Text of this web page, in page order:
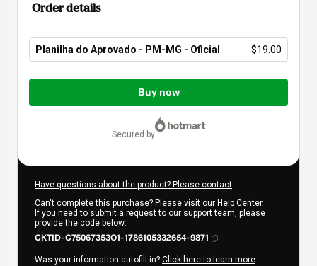
Order details
Planilha do Aprovado - PM-MG - Oficial $19.00
Total
$19.00
Buy now
secured by
Have questions about the product? Please contact
Can't complete this purchase? Please visit our Help Center
If you need to submit a request to our support team, please
provide the code below:
CKTID-C75067353O1-1786105332654-9871
Was your information autofill in? Click here to learn more.